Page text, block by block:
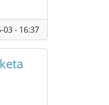
03 - 16:37